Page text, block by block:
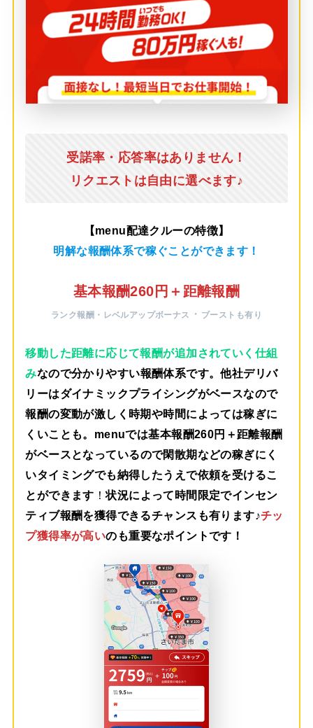
受諾率・応答率はありません！
リクエストは自由に選べます♪
【menu配達クルーの特徴】
明解な報酬体系で稼ぐことができます！
基本報酬260円＋距離報酬
ランク報酬・レベルアップボーナス ・ ブーストも有り
移動した距離に応じて報酬が追加されていく仕組
みなので分かりやすい報酬体系です。他社デリバ
リーはダイナミックプライシングがベースなので
報酬の変動が激しく時期や時間によっては稼ぎに
くいことも。menuでは基本報酬260円＋距離報酬
がベースとなっているので閑散期などの稼ぎにく
いタイミングでも納得したうえで依頼を受けるこ
とができます ！状況によって時間限定でインセン
ティブ報酬を獲得できるチャンスも有ります♪チッ
プ獲得率が高いのも重要なポイントです！